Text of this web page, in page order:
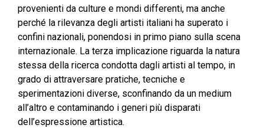
provenienti da culture e mondi differenti, ma anche
perché la rilevanza degli artisti italiani ha superato i
confini nazionali, ponendosi in primo piano sulla scena
internazionale. La terza implicazione riguarda la natura
stessa della ricerca condotta dagli artisti al tempo, in
grado di attraversare pratiche, tecniche e
sperimentazioni diverse, sconfinando da un medium
all’altro e contaminando i generi più disparati
dell’espressione artistica.